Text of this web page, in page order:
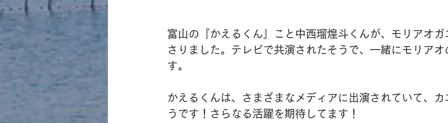
富山の『かえるくん』こと中西瑠煌斗くんが、モリアオ
さりました。テレビで共演されたそうで、一緒にモリア
す。
かえるくんは、さまざまなメディアに出演されていて、
うです！さらなる活躍を期待してます！